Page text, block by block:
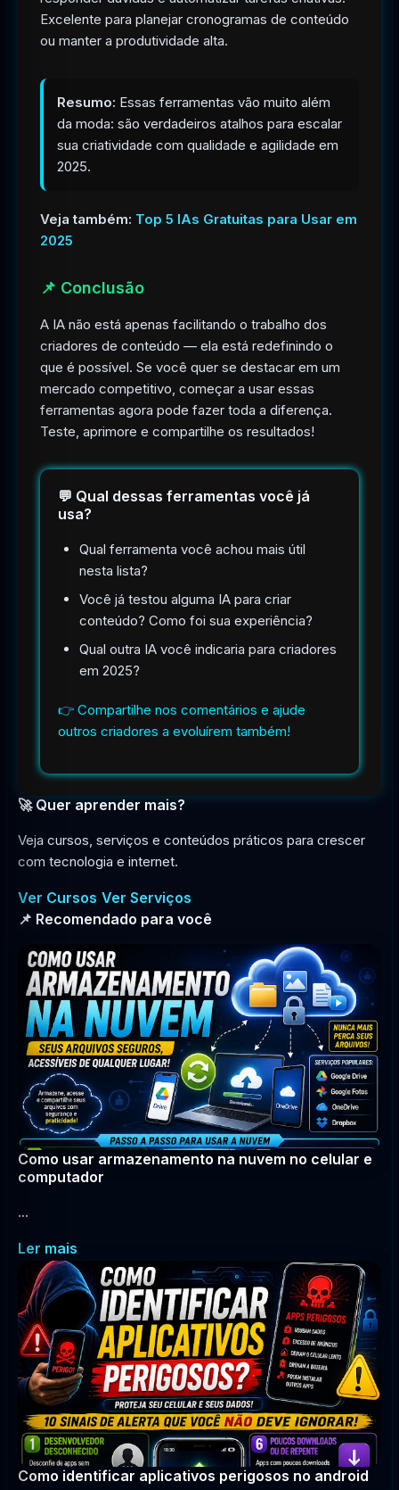
Excelente para planejar cronogramas de conteúdo
ou manter a produtividade alta.
Resumo: Essas ferramentas vão muito além
da moda: são verdadeiros atalhos para escalar
sua criatividade com qualidade e agilidade em
2025.
Veja também: Top 5 IAs Gratuitas para Usar em
2025
📌 Conclusão
A IA não está apenas facilitando o trabalho dos
criadores de conteúdo — ela está redefinindo o
que é possível. Se você quer se destacar em um
mercado competitivo, começar a usar essas
ferramentas agora pode fazer toda a diferença.
Teste, aprimore e compartilhe os resultados!
💬 Qual dessas ferramentas você já
usa?
Qual ferramenta você achou mais útil
nesta lista?
Você já testou alguma IA para criar
conteúdo? Como foi sua experiência?
Qual outra IA você indicaria para criadores
em 2025?
👉 Compartilhe nos comentários e ajude
outros criadores a evoluírem também!
🚀 Quer aprender mais?
Veja cursos, serviços e conteúdos práticos para crescer
com tecnologia e internet.
Ver Cursos Ver Serviços
📌 Recomendado para você
Como usar armazenamento na nuvem no celular e
computador
...
Ler mais
Como identificar aplicativos perigosos no android